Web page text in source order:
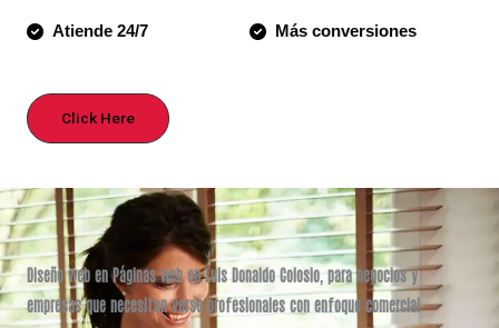
Atiende 24/7 Más conversiones
Click Here
Diseño web en Páginas web en Luis Donaldo Colosio, para negocios y
empresas que necesitan verse profesionales con enfoque comercial